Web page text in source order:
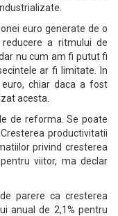
euro generate de o
a ritmului de
nu cum am fi putut fi
ar fi limitate. In
chiar daca a fost
acesta.
de reforma. Se poate
productivitatii
privind cresterea
viitor, ma declar
parere ca cresterea
anual de 2,1% pentru